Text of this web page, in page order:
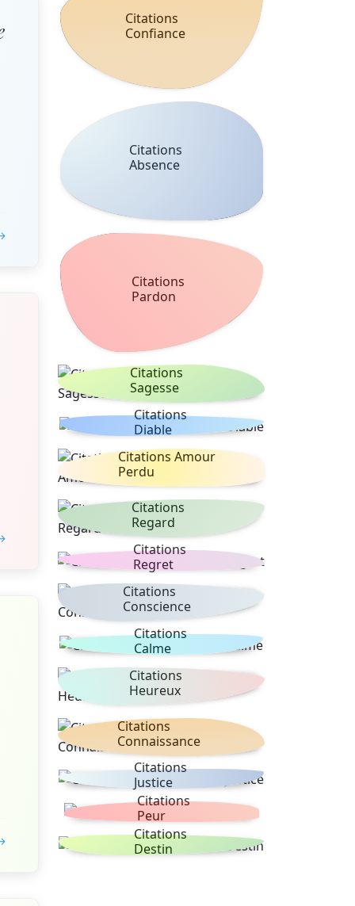
Citations
Confiance
Citations
Absence
Citations
Pardon
Citations
Sagesse
Citations
Diable
Citations Amour
Perdu
Citations
Regard
Citations
Regret
Citations
Conscience
Citations
Calme
Citations
Heureux
Citations
Connaissance
Citations
Justice
Citations
Peur
Citations
Destin